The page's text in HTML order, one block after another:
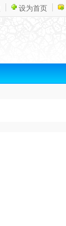
设为首页